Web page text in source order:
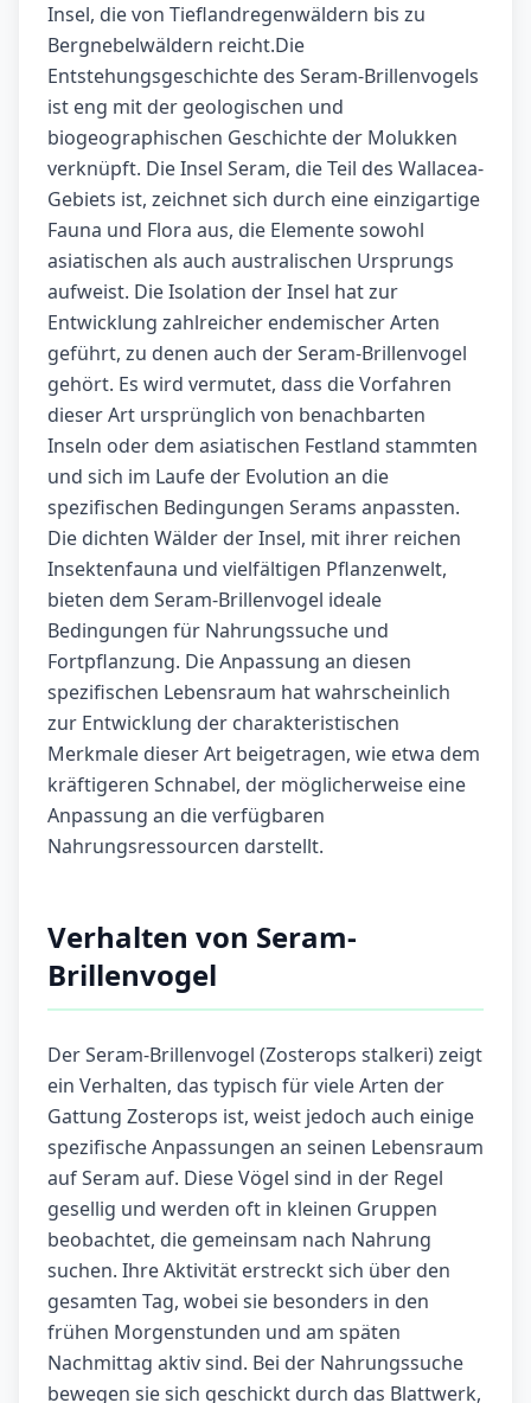
Insel, die von Tieflandregenwäldern bis zu
Bergnebelwäldern reicht.Die
Entstehungsgeschichte des Seram-Brillenvogels
ist eng mit der geologischen und
biogeographischen Geschichte der Molukken
verknüpft. Die Insel Seram, die Teil des Wallacea-
Gebiets ist, zeichnet sich durch eine einzigartige
Fauna und Flora aus, die Elemente sowohl
asiatischen als auch australischen Ursprungs
aufweist. Die Isolation der Insel hat zur
Entwicklung zahlreicher endemischer Arten
geführt, zu denen auch der Seram-Brillenvogel
gehört. Es wird vermutet, dass die Vorfahren
dieser Art ursprünglich von benachbarten
Inseln oder dem asiatischen Festland stammten
und sich im Laufe der Evolution an die
spezifischen Bedingungen Serams anpassten.
Die dichten Wälder der Insel, mit ihrer reichen
Insektenfauna und vielfältigen Pflanzenwelt,
bieten dem Seram-Brillenvogel ideale
Bedingungen für Nahrungssuche und
Fortpflanzung. Die Anpassung an diesen
spezifischen Lebensraum hat wahrscheinlich
zur Entwicklung der charakteristischen
Merkmale dieser Art beigetragen, wie etwa dem
kräftigeren Schnabel, der möglicherweise eine
Anpassung an die verfügbaren
Nahrungsressourcen darstellt.
Verhalten von Seram-
Brillenvogel
Der Seram-Brillenvogel (Zosterops stalkeri) zeigt
ein Verhalten, das typisch für viele Arten der
Gattung Zosterops ist, weist jedoch auch einige
spezifische Anpassungen an seinen Lebensraum
auf Seram auf. Diese Vögel sind in der Regel
gesellig und werden oft in kleinen Gruppen
beobachtet, die gemeinsam nach Nahrung
suchen. Ihre Aktivität erstreckt sich über den
gesamten Tag, wobei sie besonders in den
frühen Morgenstunden und am späten
Nachmittag aktiv sind. Bei der Nahrungssuche
bewegen sie sich geschickt durch das Blattwerk,